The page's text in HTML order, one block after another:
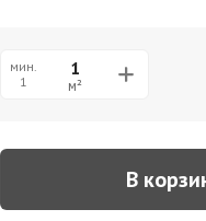
мин.
1
м²
В